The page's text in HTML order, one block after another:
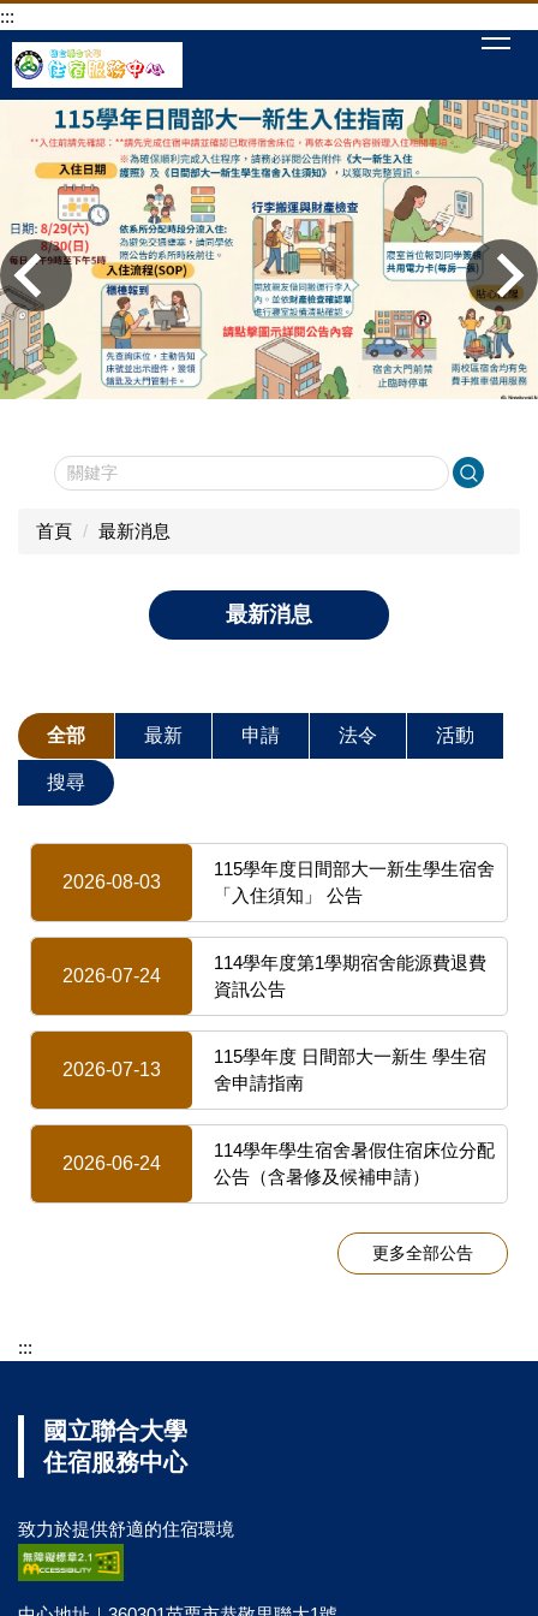
跳
到
主
要
:::
首頁 最新消息
最新消息
全部 最新 申請 法令 活動
搜尋
2026-08-03
115學年度日間部大一新生學生宿舍
「入住須知」 公告
2026-07-24
114學年度第1學期宿舍能源費退費
資訊公告
2026-07-13
115學年度 日間部大一新生 學生宿
舍申請指南
2026-06-24
114學年學生宿舍暑假住宿床位分配
公告（含暑修及候補申請）
更多全部公告
:::
國立聯合大學
住宿服務中心
致力於提供舒適的住宿環境